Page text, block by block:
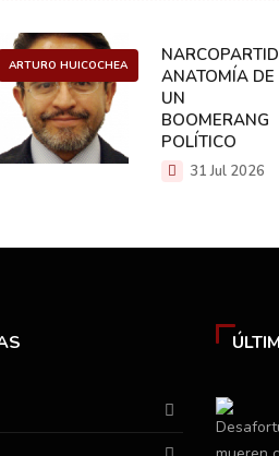
ARTURO HUICOCHEA
ANATOMÍA DE
UN
BOOMERANG
POLÍTICO
31 Jul 2026